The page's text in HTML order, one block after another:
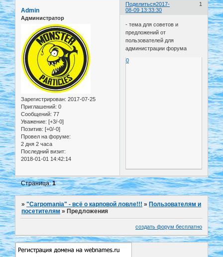
Поделиться 1
2017-
08-09 13:33:30
Admin
Администратор
Зарегистрирован: 2017-07-25
Приглашений: 0
Сообщений: 77
Уважение: [+3/-0]
Позитив: [+0/-0]
Провел на форуме:
2 дня 2 часа
Последний визит:
2018-01-01 14:42:14
- тема для советов и
предложений от
пользователей для
администрации форума
0
Страница:1
»"Carpomania" - всё о карповой ловле!!! »Пользователям и
посетителям »Предложения
создать форум бесплатно